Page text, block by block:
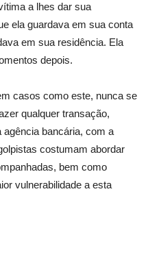
a lhes dar sua
ela guardava em sua conta
em sua residência. Ela
depois.
casos como este, nunca se
qualquer transação,
agência bancária, com a
costumam abordar
bem como
vulnerabilidade a esta